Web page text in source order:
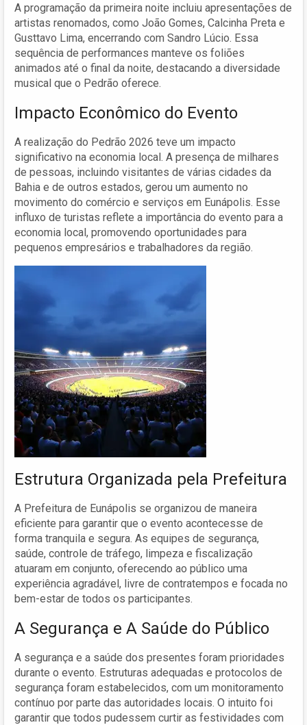
A programação da primeira noite incluiu apresentações de
artistas renomados, como João Gomes, Calcinha Preta e
Gusttavo Lima, encerrando com Sandro Lúcio. Essa
sequência de performances manteve os foliões
animados até o final da noite, destacando a diversidade
musical que o Pedrão oferece.
Impacto Econômico do Evento
A realização do Pedrão 2026 teve um impacto
significativo na economia local. A presença de milhares
de pessoas, incluindo visitantes de várias cidades da
Bahia e de outros estados, gerou um aumento no
movimento do comércio e serviços em Eunápolis. Esse
influxo de turistas reflete a importância do evento para a
economia local, promovendo oportunidades para
pequenos empresários e trabalhadores da região.
Estrutura Organizada pela Prefeitura
A Prefeitura de Eunápolis se organizou de maneira
eficiente para garantir que o evento acontecesse de
forma tranquila e segura. As equipes de segurança,
saúde, controle de tráfego, limpeza e fiscalização
atuaram em conjunto, oferecendo ao público uma
experiência agradável, livre de contratempos e focada no
bem-estar de todos os participantes.
A Segurança e A Saúde do Público
A segurança e a saúde dos presentes foram prioridades
durante o evento. Estruturas adequadas e protocolos de
segurança foram estabelecidos, com um monitoramento
contínuo por parte das autoridades locais. O intuito foi
garantir que todos pudessem curtir as festividades com